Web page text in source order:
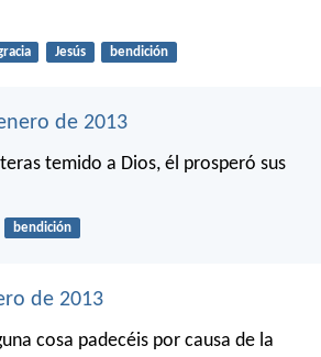
Jesús bendición
de 2013
temido a Dios, él prosperó sus
bendición
de 2013
cosa padecéis por causa de la